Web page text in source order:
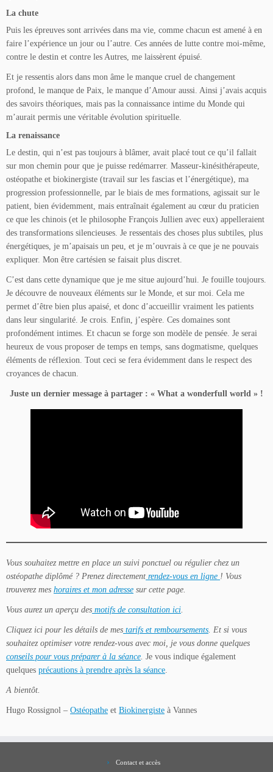
La chute
Puis les épreuves sont arrivées dans ma vie, comme chacun est amené à en
faire l’expérience un jour ou l’autre. Ces années de lutte contre moi-même,
contre le destin et contre les Autres, me laissèrent épuisé.
Et je ressentis alors dans mon âme le manque cruel de changement
profond, le manque de Paix, le manque d’Amour aussi. Ainsi j’avais acquis
des savoirs théoriques, mais pas la connaissance intime du Monde qui
m’aurait permis une véritable évolution spirituelle.
La renaissance
Le destin, qui n’est pas toujours à blâmer, avait placé tout ce qu’il fallait
sur mon chemin pour que je puisse redémarrer. Masseur-kinésithérapeute,
ostéopathe et biokinergiste (travail sur les fascias et l’énergétique), ma
progression professionnelle, par le biais de mes formations, agissait sur le
patient, bien évidemment, mais entraînait également au cœur du praticien
ce que les chinois (et le philosophe François Jullien avec eux) appelleraient
des transformations silencieuses. Je ressentais des choses plus subtiles, plus
énergétiques, je m’apaisais un peu, et je m’ouvrais à ce que je ne pouvais
expliquer. Mon être cartésien se faisait plus discret.
C’est dans cette dynamique que je me situe aujourd’hui. Je fouille toujours.
Je découvre de nouveaux éléments sur le Monde, et sur moi. Cela me
permet d’être bien plus apaisé, et donc d’accueillir vraiment les patients
dans leur singularité. Je crois. Enfin, j’espère. Ces domaines sont
profondément intimes. Et chacun se forge son modèle de pensée. Je serai
heureux de vous proposer de temps en temps, sans dogmatisme, quelques
éléments de réflexion. Tout ceci se fera évidemment dans le respect des
croyances de chacun.
Juste un dernier message à partager : « What a wonderfull world » !
Vous souhaitez mettre en place un suivi ponctuel ou régulier chez un
ostéopathe diplômé ? Prenez directement rendez-vous en ligne ! Vous
trouverez mes horaires et mon adresse sur cette page.
Vous aurez un aperçu des motifs de consultation ici
Cliquez ici pour les détails de mes tarifs et remboursements Et si vous
souhaitez optimiser votre rendez-vous avec moi, je vous donne quelques
conseils pour vous préparer à la séance Je vous indique également
quelques précautions à prendre après la séance
A bientôt.
Hugo Rossignol – Ostéopathe et Biokinergiste à Vannes
Contact et accès